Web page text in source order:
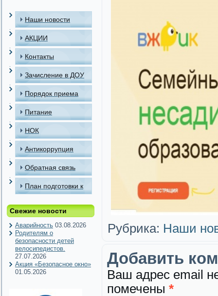
Наши новости
АКЦИИ
Контакты
Зачисление в ДОУ
Порядок приема
детей в МАДОУ
Питание
НОК
Антикоррупция
Обратная связь
План подготовки к
периоду
Свежие новости
Аварийность 03.08.2026
Родителям о
безопасности детей
велосипедистов.
27.07.2026
Акция «Безопасное окно»
01.05.2026
Рубрика: Наши
Добавить
Ваш адрес email
помечены *